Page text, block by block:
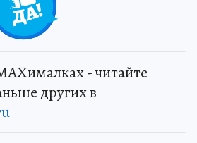
- читайте
других в